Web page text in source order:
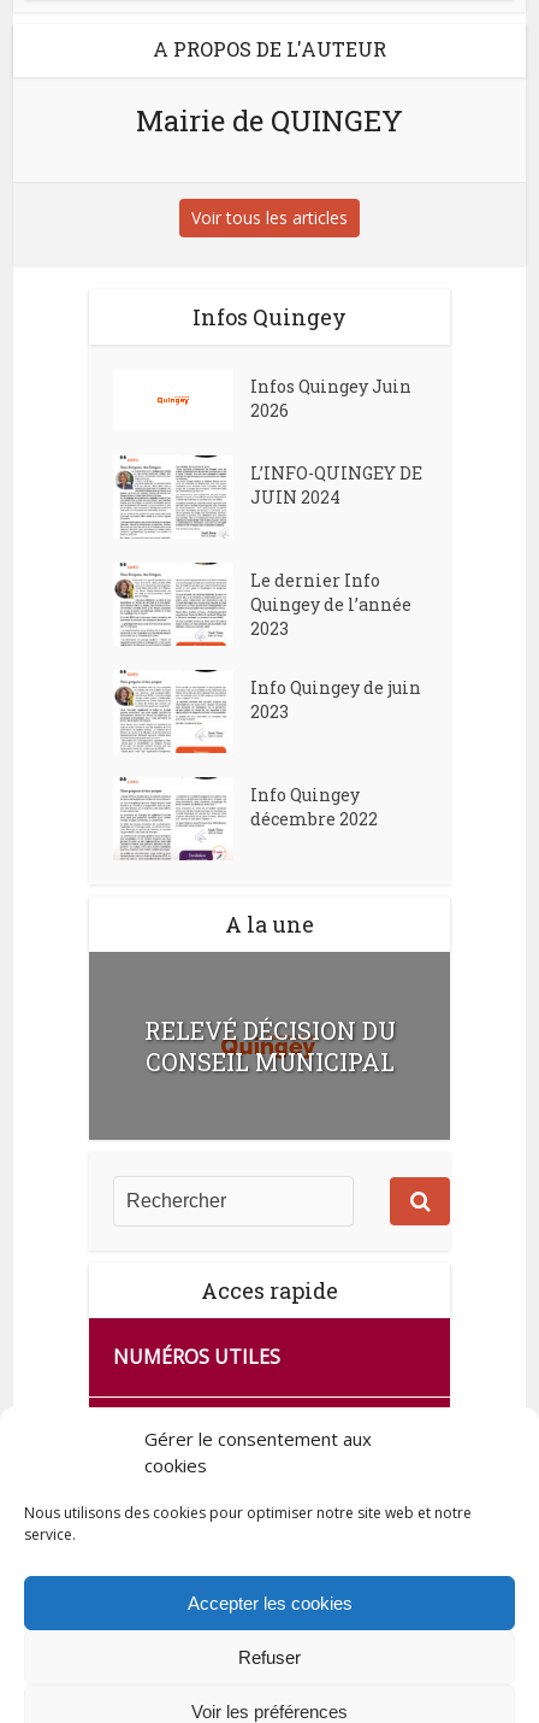
Gérer le consentement aux
cookies
Nous utilisons des cookies pour optimiser notre site web et notre
service.
Accepter les cookies
Refuser
Voir les préférences
A PROPOS DE L'AUTEUR
Mairie de QUINGEY
Voir tous les articles
Infos Quingey
Infos Quingey Juin
2026
L’INFO-QUINGEY DE
JUIN 2024
Le dernier Info
Quingey de l’année
2023
Info Quingey de juin
2023
Info Quingey
décembre 2022
A la une
RELEVÉ DÉCISION DU
CONSEIL MUNICIPAL
Acces rapide
NUMÉROS UTILES
CA SE PASSE À FRANCE SERVICES
DE QUINGEY
Tous droits réservés © 2023 Commune de Quingey / Création -